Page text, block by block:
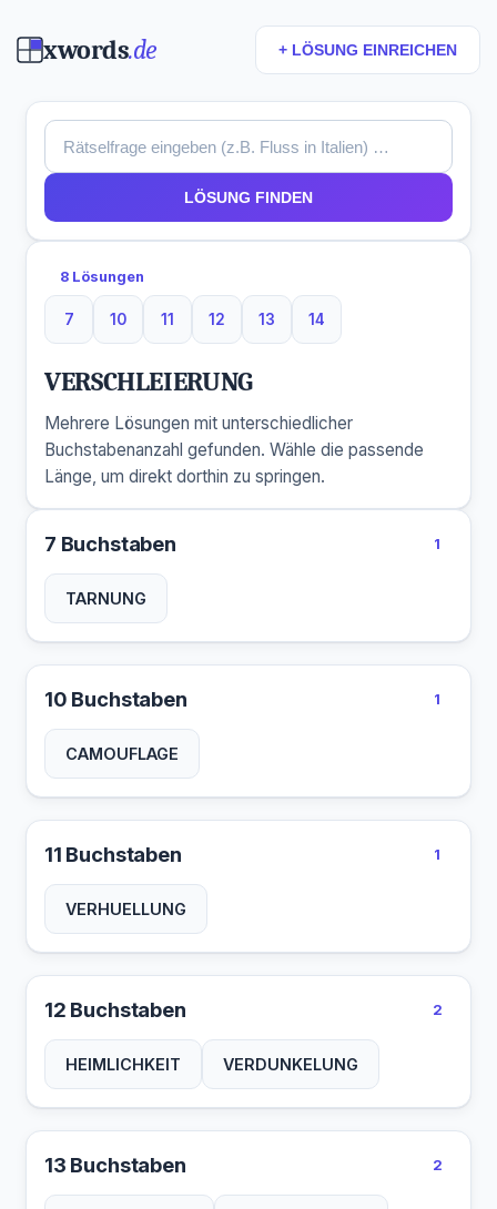
xwords.de + LÖSUNG EINREICHEN
LÖSUNG FINDEN
8 Lösungen
7
7 Buchstaben
10
10 Buchstaben
11
11 Buchstaben
12
12 Buchstaben
13
13 Buchstaben
14
14 Buchstaben
VERSCHLEIERUNG
Mehrere Lösungen mit unterschiedlicher
Buchstabenanzahl gefunden. Wähle die passende
Länge, um direkt dorthin zu springen.
7 Buchstaben 1
TARNUNG
10 Buchstaben 1
CAMOUFLAGE
11 Buchstaben 1
VERHUELLUNG
12 Buchstaben 2
HEIMLICHKEIT VERDUNKELUNG
13 Buchstaben 2